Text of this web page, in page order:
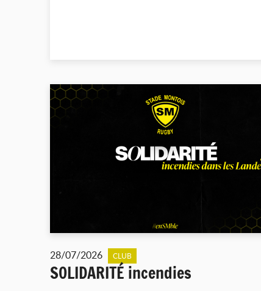
28/07/2026 CLUB
SOLIDARITÉ incendies